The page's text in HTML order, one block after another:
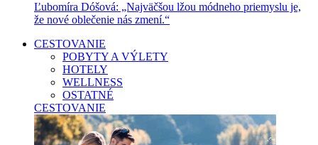
Ľubomíra Dóšová: „Najväčšou lžou módneho priemyslu je,
že nové oblečenie nás zmení.“
CESTOVANIE
POBYTY A VÝLETY
HOTELY
WELLNESS
OSTATNÉ
CESTOVANIE